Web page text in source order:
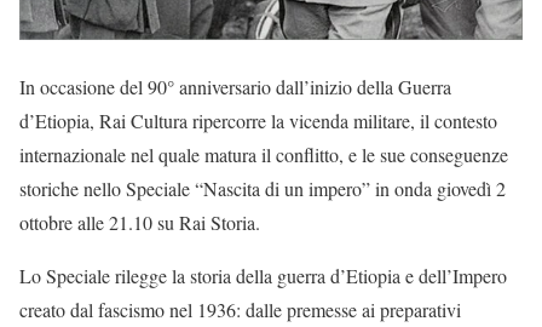
In occasione del 90° anniversario dall’inizio della Guerra
d’Etiopia, Rai Cultura ripercorre la vicenda militare, il contesto
internazionale nel quale matura il conflitto, e le sue conseguenze
storiche nello Speciale “Nascita di un impero” in onda giovedì 2
ottobre alle 21.10 su Rai Storia.
Lo Speciale rilegge la storia della guerra d’Etiopia e dell’Impero
creato dal fascismo nel 1936: dalle premesse ai preparativi